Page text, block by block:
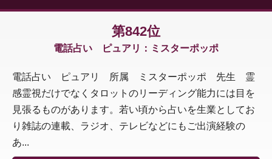
第842位
電話占い ピュアリ：ミスターポッポ
電話占い ピュアリ 所属 ミスターポッポ 先生 霊
感霊視だけでなくタロットのリーディング能力には目を
見張るものがあります。若い頃から占いを生業としてお
り雑誌の連載、ラジオ、テレビなどにもご出演経験の
あ...